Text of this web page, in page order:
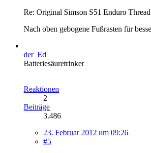
Re: Original Simson S51 Enduro Thread
Nach oben gebogene Fußrasten für
der_Ed
Batteriesäuretrinker
Reaktionen
2
Beiträge
3.486
23. Februar 2012 um 09:26
#5